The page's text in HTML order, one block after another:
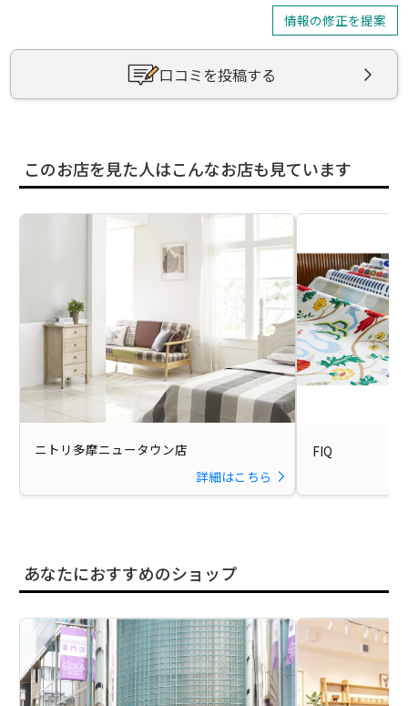
情報の修正を提案
口コミを投稿する
このお店を見た人はこんなお店も見ています
ニトリ多摩ニュータウン店
詳細はこちら
FIQ
あなたにおすすめのショップ